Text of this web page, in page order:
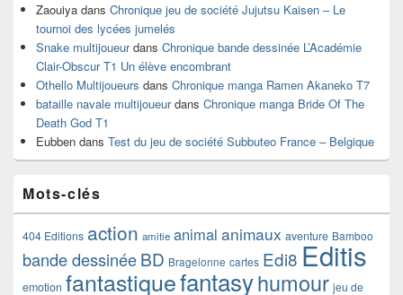
Zaouiya dans Chronique jeu de société Jujutsu Kaisen – Le
tournoi des lycées jumelés
Snake multijoueurdans Chronique bande dessinée L’Académie
Clair-Obscur T1 Un élève encombrant
Othello Multijoueurs dans Chronique manga Ramen Akaneko T7
bataille navale multijoueurdans Chronique manga Bride Of The
Death God T1
Eubben dans Test du jeu de société Subbuteo France – Belgique
Mots-clés
404 Editions action amitie animal animaux aventure Bamboo
bande dessinéeBD Bragelonne cartes Edi8 Editis
emotion fantastiquefantasyhumour jeu de